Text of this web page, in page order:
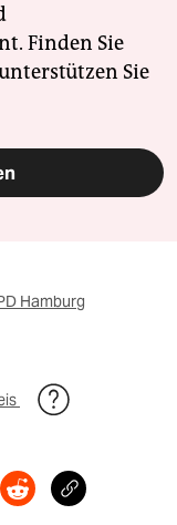
Finden Sie
Sie
Hamburg